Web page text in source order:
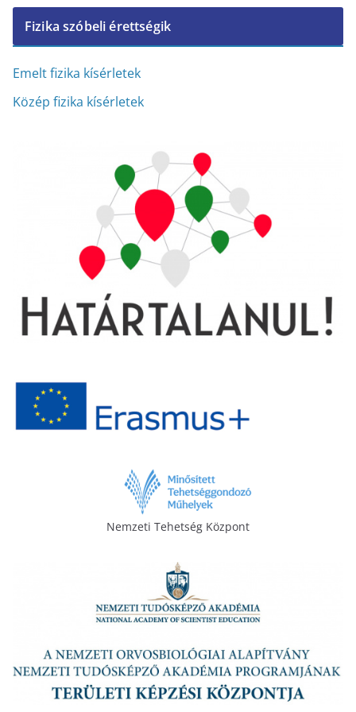
c
í
v
m
Fizika szóbeli érettségik
Emelt fizika kísérletek
Közép fizika kísérletek
Nemzeti Tehetség Központ